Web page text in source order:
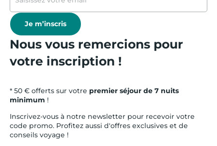
Je m’inscris
Nous vous remercions pour
votre inscription !
* 50 € offerts sur votre premier séjour de 7 nuits
minimum !
Inscrivez-vous à notre newsletter pour recevoir votre
code promo. Profitez aussi d'offres exclusives et de
conseils voyage !